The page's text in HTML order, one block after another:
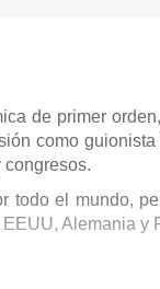
de primer
como
congresos.
todo el mundo,
Alemania y